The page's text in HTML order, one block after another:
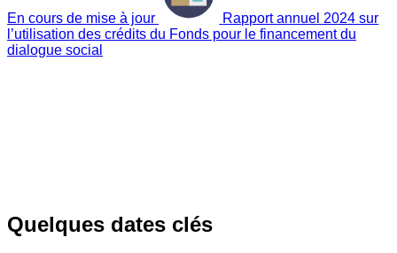
En cours de mise à jour
Rapport annuel 2024 sur
l’utilisation des crédits du Fonds pour le financement du
dialogue social
Quelques dates clés